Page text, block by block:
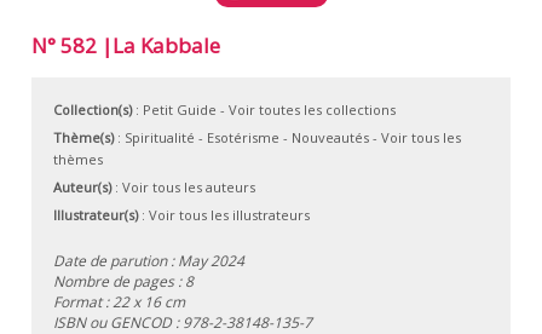
N° 582 |La Kabbale
Collection(s): Petit Guide - Voir toutes les collections
Thème(s): Spiritualité - Esotérisme - Nouveautés - Voir tous les
thèmes
Auteur(s): Voir tous les auteurs
Illustrateur(s): Voir tous les illustrateurs
Date de parution : May 2024
Nombre de pages : 8
Format : 22 x 16 cm
ISBN ou GENCOD :978-2-38148-135-7